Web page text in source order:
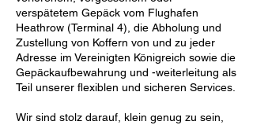
verspätetem Gepäck vom Flughafen
Heathrow (Terminal 4), die Abholung und
Zustellung von Koffern von und zu jeder
Adresse im Vereinigten Königreich sowie die
Gepäckaufbewahrung und -weiterleitung als
Teil unserer flexiblen und sicheren Services.
Wir sind stolz darauf, klein genug zu sein,